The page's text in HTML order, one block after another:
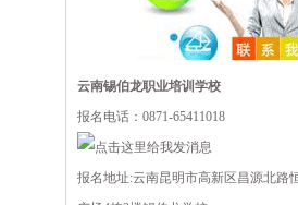
云南锡伯龙职业培训学校
报名电话：0871-65411018
报名地址:云南昆明市高新区昌源北路